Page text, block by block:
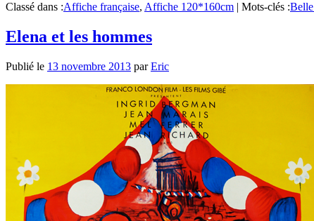
Classé dans :Affiche française, Affiche 120*160cm | Mots-clés :
Elena et les hommes
Publié le 13 novembre 2013 parEric